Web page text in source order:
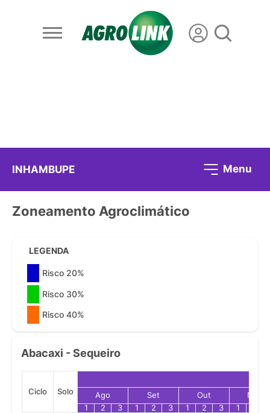
INHAMBUPE Menu
Zoneamento Agroclimático
LEGENDA
Risco 20%
Risco 30%
Risco 40%
Abacaxi - Sequeiro
Ciclo Solo Ago Set Out
Nov
1
2 3 1 2 3 1 2 3 1